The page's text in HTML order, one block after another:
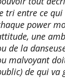
tri entre ce qui
power
une
de la
malvoyant
de qui va